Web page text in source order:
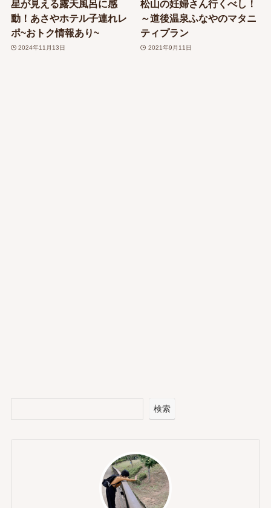
星が見える露天風呂に感
動！あさやホテル子連れレ
ポ~おトク情報あり~
2024年11月13日
松山の妊婦さん行くべし！
～道後温泉ふなやのマタニ
ティプラン
2021年9月11日
検索